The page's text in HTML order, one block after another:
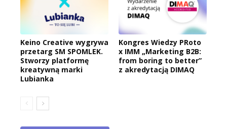
Keino Creative wygrywa
przetarg SM SPOMLEK.
Stworzy platformę
kreatywną marki
Lubianka
Kongres Wiedzy PRoto
x IMM „Marketing B2B:
from boring to better”
z akredytacją DIMAQ